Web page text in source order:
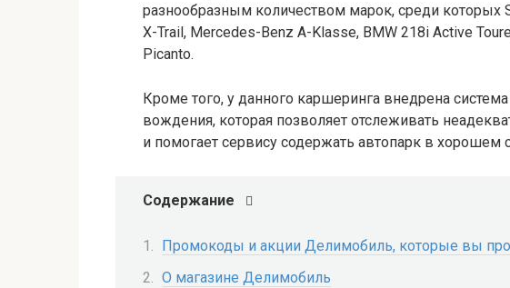
разнообразным количеством марок, среди которых
X-Trail, Mercedes-Benz A-Klasse, BMW 218i Active
Picanto.
Кроме того, у данного каршеринга внедрена
вождения, которая позволяет отслеживать
и помогает сервису содержать автопарк в хорошем
Содержание
Промокоды и акции Делимобиль, которые вы
О магазине Делимобиль